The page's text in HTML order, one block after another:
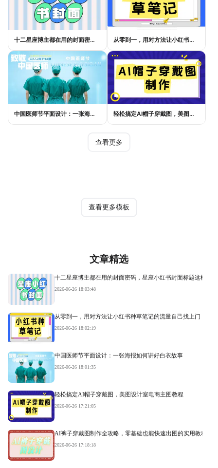
十二星座博主都在用的封面密码，星座小红书封面标题这样写才吸睛 从零到一，用对方法让小红书种草笔记的流量自己找上门
中国医师节平面设计：一张海报如何讲好白衣故事 轻松搞定AI帽子穿戴图，美图设计室电商主图教程
查看更多
查看更多模板
文章精选
十二星座博主都在用的封面密码，星座小红书封面标题这样写
2026-06-26 18:03:48
从零到一，用对方法让小红书种草笔记的流量自己找上门
2026-06-26 18:02:19
中国医师节平面设计：一张海报如何讲好白衣故事
2026-06-26 18:01:35
轻松搞定AI帽子穿戴图，美图设计室电商主图教程
2026-06-26 17:21:05
AI裤子穿戴图制作全攻略，零基础也能快速出图的实用教程
2026-06-26 17:18:18